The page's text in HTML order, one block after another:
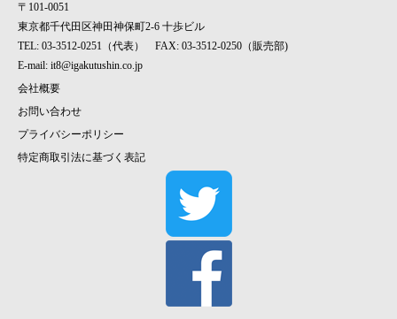
〒101-0051
東京都千代田区神田神保町2-6 十歩ビル
TEL: 03-3512-0251（代表） FAX: 03-3512-0250（販売部)
E-mail: it8@igakutushin.co.jp
会社概要
お問い合わせ
プライバシーポリシー
特定商取引法に基づく表記